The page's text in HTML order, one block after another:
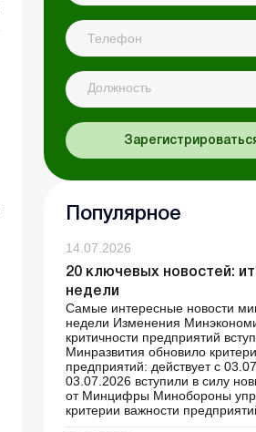
Должность
Популярное
14.07.2026
20 ключевых новостей:
недели
Самые интересные новости
недели Изменения
критичности предприятий
Минразвития обновило
предприятий: действует с
03.07.2026 вступили в силу
от Минцифры Минобороны
критерии важности